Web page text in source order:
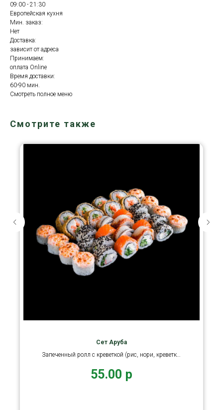
09:00 - 21:30
Европейская кухня
Мин. заказ:
Нет
Доставка:
зависит от адреса
Принимаем:
оплата Online
Время доставки:
60-90 мин.
Смотреть полное меню
Смотрите также
Сет Аруба
Запеченный ролл с креветкой (рис, нори, креветка,
55.00 р